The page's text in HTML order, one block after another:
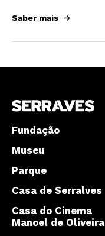
Saber mais
Fundação
Museu
Parque
Casa de Serralves
Casa do Cinema
Manoel de Oliveira